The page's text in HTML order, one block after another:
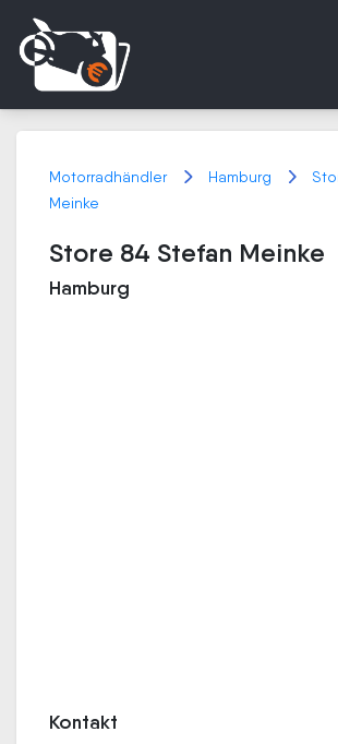
Motorradhändler Hamburg
Meinke
Store 84 Stefan Meinke
Hamburg
Kontakt